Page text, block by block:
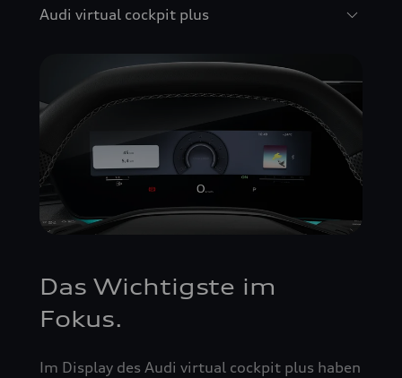
Audi virtual cockpit plus
Das Wichtigste im
Fokus.
Im Display des Audi virtual cockpit plus haben